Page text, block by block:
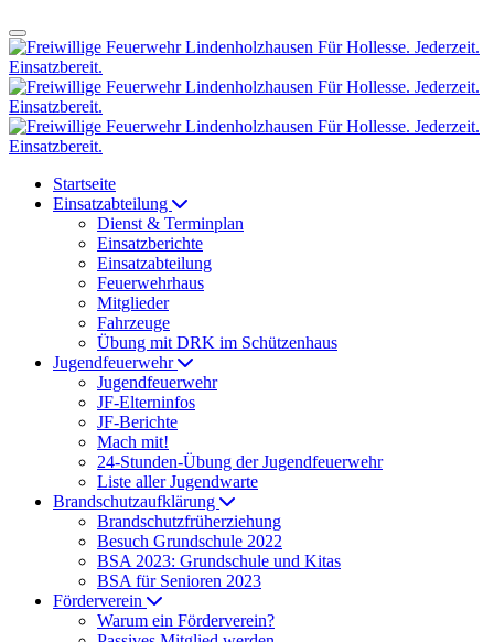
Startseite
Einsatzabteilung
Dienst & Terminplan
Einsatzberichte
Einsatzabteilung
Feuerwehrhaus
Mitglieder
Fahrzeuge
Übung mit DRK im Schützenhaus
Jugendfeuerwehr
Jugendfeuerwehr
JF-Elterninfos
JF-Berichte
Mach mit!
24-Stunden-Übung der Jugendfeuerwehr
Liste aller Jugendwarte
Brandschutzaufklärung
Brandschutzfrüherziehung
Besuch Grundschule 2022
BSA 2023: Grundschule und Kitas
BSA für Senioren 2023
Förderverein
Warum ein Förderverein?